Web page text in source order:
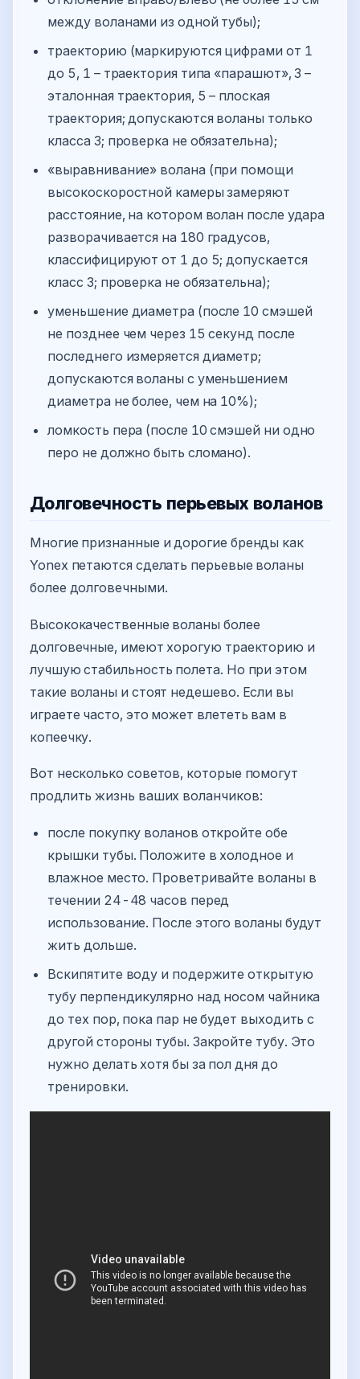
между воланами из одной тубы);
траекторию (маркируются цифрами от 1
до 5, 1 – траектория типа «парашют», 3 –
эталонная траектория, 5 – плоская
траектория; допускаются воланы только
класса 3; проверка не обязательна);
«выравнивание» волана (при помощи
высокоскоростной камеры замеряют
расстояние, на котором волан после удара
разворачивается на 180 градусов,
классифицируют от 1 до 5; допускается
класс 3; проверка не обязательна);
уменьшение диаметра (после 10 смэшей
не позднее чем через 15 секунд после
последнего измеряется диаметр;
допускаются воланы с уменьшением
диаметра не более, чем на 10%);
ломкость пера (после 10 смэшей ни одно
перо не должно быть сломано).
Долговечность перьевых воланов
Многие признанные и дорогие бренды как
Yonex петаются сделать перьевые воланы
более долговечными.
Высококачественные воланы более
долговечные, имеют хорогую траекторию и
лучшую стабильность полета. Но при этом
такие воланы и стоят недешево. Если вы
играете часто, это может влететь вам в
копеечку.
Вот несколько советов, которые помогут
продлить жизнь ваших воланчиков:
после покупку воланов откройте обе
крышки тубы. Положите в холодное и
влажное место. Проветривайте воланы в
течении 24-48 часов перед
использование. После этого воланы будут
жить дольше.
Вскипятите воду и подержите открытую
тубу перпендикулярно над носом чайника
до тех пор, пока пар не будет выходить с
другой стороны тубы. Закройте тубу. Это
нужно делать хотя бы за пол дня до
тренировки.